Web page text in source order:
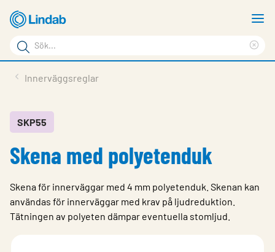
Hoppa
till
huvudinnehållet
Sökord
Sök
på
Service & Support
Hållbarhet
Kontakt
Logga in
Innerväggsreglar
SKP55
Skena med polyetenduk
Skena för innerväggar med 4 mm polyetenduk. Skenan kan
användas för innerväggar med krav på ljudreduktion.
Tätningen av polyeten dämpar eventuella stomljud.